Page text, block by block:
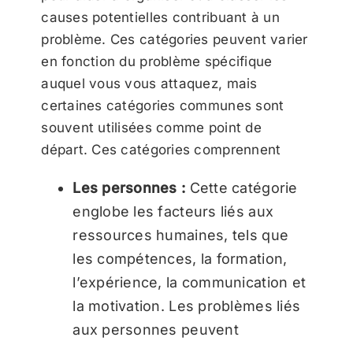
causes potentielles contribuant à un
problème. Ces catégories peuvent varier
en fonction du problème spécifique
auquel vous vous attaquez, mais
certaines catégories communes sont
souvent utilisées comme point de
départ. Ces catégories comprennent
Les personnes : Cette catégorie
englobe les facteurs liés aux
ressources humaines, tels que
les compétences, la formation,
l’expérience, la communication et
la motivation. Les problèmes liés
aux personnes peuvent